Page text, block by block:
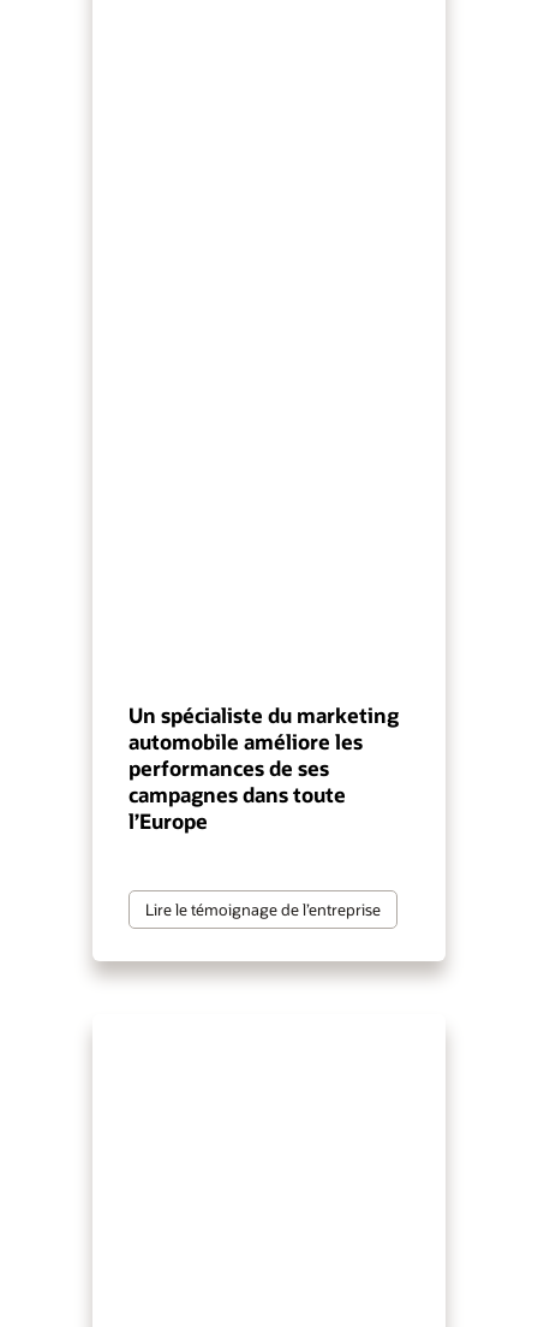
Un spécialiste du marketing
automobile améliore les
performances de ses
campagnes dans toute
l’Europe
Lire le témoignage de l’entreprise